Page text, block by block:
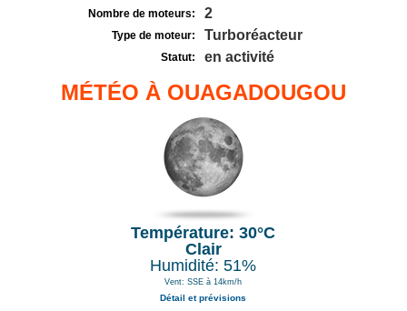
Nombre de moteurs: 2
Type de moteur: Turboréacteur
Statut: en activité
MÉTÉO À OUAGADOUGOU
Température: 30°C
Clair
Humidité: 51%
Vent: SSE à 14km/h
Détail et prévisions